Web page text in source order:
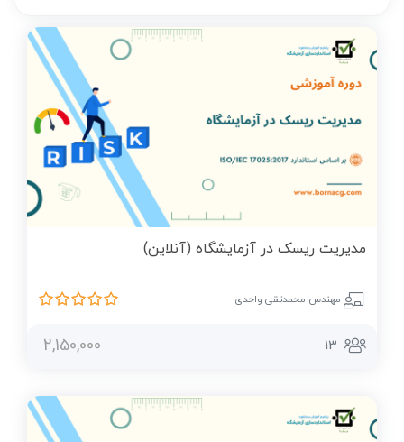
مديريت ريسک در آزمايشگاه (آنلاین)
مهندس محمدتقی واحدی
13
2,150,000